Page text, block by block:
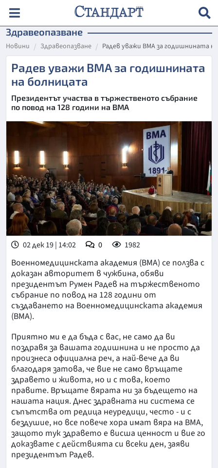
Здравеопазване
Новини Здравеопазване Радев уважи ВМА за годишнината
Радев уважи ВМА за годишнината
на болницата
Президентът участва в тържественото събрание
по повод на 128 години на ВМА
02 дек 19 | 14:02 0 1982
Военномедицинската академия (ВМА) се ползва с
доказан авторитет в чужбина, обяви
президентът Румен Радев на тържественото
събрание по повод на 128 години от
създаването на Военномедицинската академия
(ВМА).
Приятно ми е да бъда с вас, не само да ви
поздравя за вашата годишнина и не просто да
произнеса официална реч, а най-вече да ви
благодаря затова, че вие не само връщате
здравето и живота, но и с това, което
правите. Връщате вярата ни за бъдещето на
нашата нация. Днес здравната ни система се
съпътства от редица неуредици, често - и с
бездушие, но все повече хора имат вяра на ВМА,
защото тук здравето е висша ценност и вие го
доказвате с действията си всеки ден, заяви
президентът Радев.